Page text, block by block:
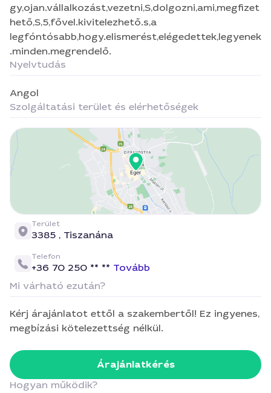
gy,ojan.vállalkozást,vezetni,S,dolgozni,ami,megfizet
hető,S,5,fővel.kivitelezhető.s,a
legfóntósabb,hogy.elismerést,elégedettek,legyenek
.minden.megrendelő.
Nyelvtudás
Angol
Szolgáltatási terület és elérhetőségek
Terület
3385 , Tiszanána
Telefon
+36 70 250 ** ** Tovább
Mi várható ezután?
Kérj árajánlatot ettől a szakembertől! Ez ingyenes,
megbízási kötelezettség nélkül.
Árajánlatkérés
Hogyan működik?